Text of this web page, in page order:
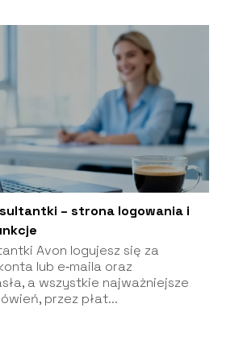
– strona logowania i
Avon logujesz się za
lub e‑maila oraz
a wszystkie najważniejsze
przez płat...